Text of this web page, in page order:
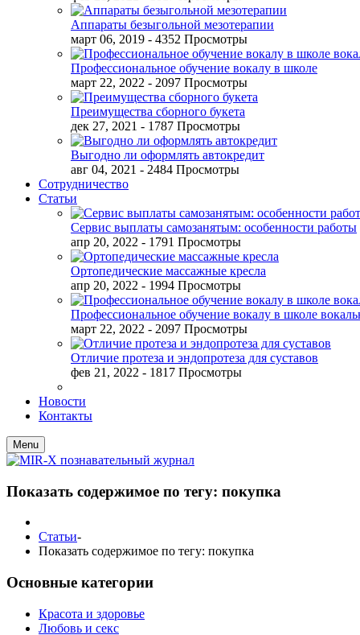
Аппараты безыгольной мезотерапии
март 06, 2019 - 4352 Просмотры
Профессиональное обучение вокалу в школе
март 22, 2022 - 2097 Просмотры
Преимущества сборного букета
дек 27, 2021 - 1787 Просмотры
Выгодно ли оформлять автокредит
авг 04, 2021 - 2484 Просмотры
Сотрудничество
Статьи
Сервис выплаты самозанятым: особенности работы
апр 20, 2022 - 1791 Просмотры
Ортопедические массажные кресла
апр 20, 2022 - 1994 Просмотры
Профессиональное обучение вокалу в школе
март 22, 2022 - 2097 Просмотры
Отличие протеза и эндопротеза для суставов
фев 21, 2022 - 1817 Просмотры
Новости
Контакты
Menu
Показать содержимое по тегу: покупка
Статьи-
Показать содержимое по тегу: покупка
Основные категории
Красота и здоровье
Любовь и секс